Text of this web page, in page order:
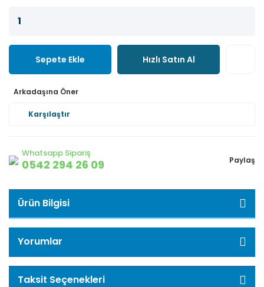
Sepete Ekle Hızlı Satın Al
Arkadaşına Öner
Karşılaştır
Whatsapp Sipariş
0542 294 26 09 Paylaş
Ürün Bilgisi
Yorumlar
Taksit Seçenekleri